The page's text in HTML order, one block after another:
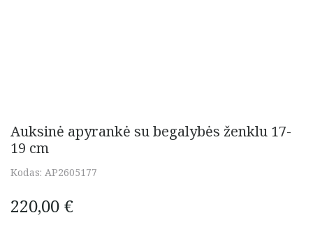
Auksinė apyrankė su begalybės ženklu 17-
19 cm
Kodas: AP2605177
220,00 €